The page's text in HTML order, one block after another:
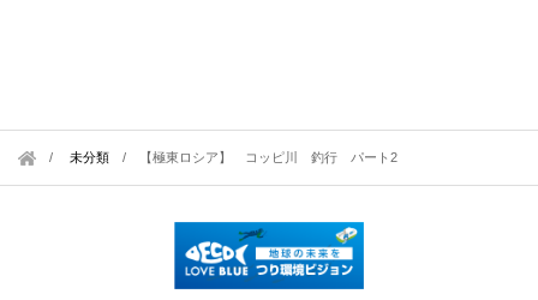
未分類 / 【極東ロシア】 コッピ川 釣行 パート2